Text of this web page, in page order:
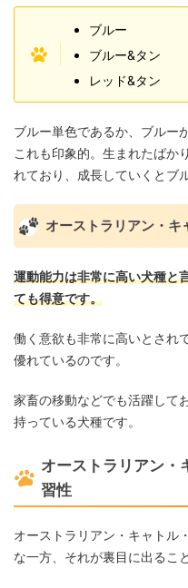
ブルー
ブルー&タン
レッド&タン
ブルー単色であるか、ブルー
これも印象的。生まれたばか
れており、成長していくとブ
オーストラリアン・キ
運動能力は非常に高い犬種と
ても得意です。
働く意欲も非常に高いとされ
優れているのです。
家畜の移動などでも活躍して
持っている犬種です。
オーストラリアン・
習性
オーストラリアン・キャトル
な一方、それが裏目に出るこ